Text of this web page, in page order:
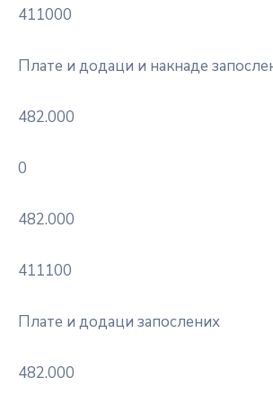
411000
Плате и додаци и накнаде
482.000
0
482.000
411100
Плате и додаци запослених
482.000